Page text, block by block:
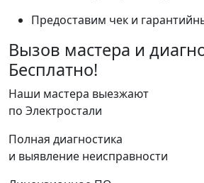
Предоставим чек и
Вызов мастера и
Бесплатно!
Наши мастера выезжают
по Электростали
Полная диагностика
и выявление неисправности